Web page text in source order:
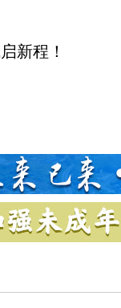
新程！